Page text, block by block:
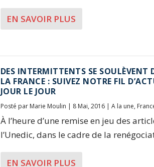
EN SAVOIR PLUS
DES INTERMITTENTS SE SOULÈVENT
LA FRANCE : SUIVEZ NOTRE FIL
JOUR LE JOUR
Posté par Marie Moulin | 8 Mai, 2016| A la une,
À l’heure d’une remise en jeu des
l’Unedic, dans le cadre de la
EN SAVOIR PLUS